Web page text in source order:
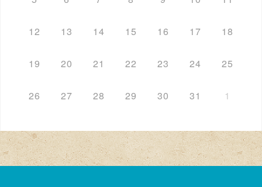
12 13 14 15 16 17 18
19 20 21 22 23 24 25
26 27 28 29 30 31 1